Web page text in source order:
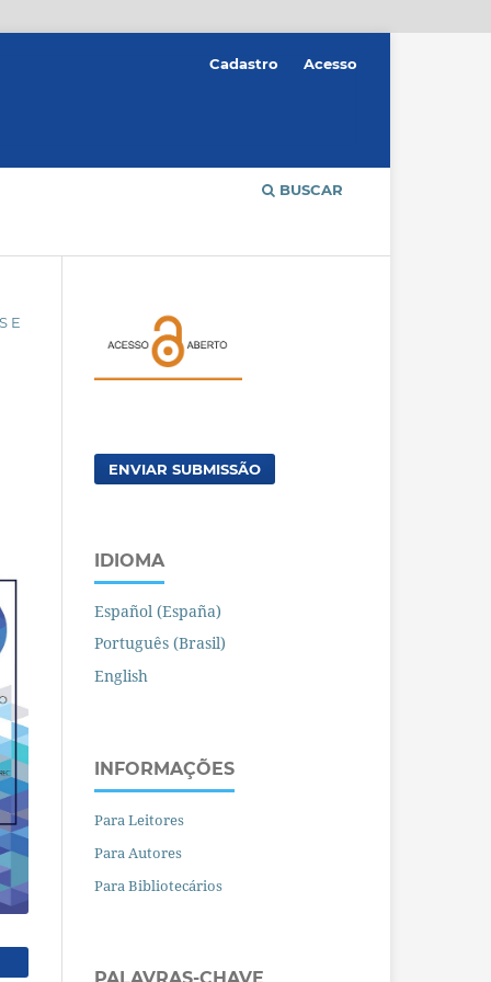
BUSCAR
Cadastro Acesso
E
ENVIAR SUBMISSÃO
IDIOMA
Español (España)
Português (Brasil)
English
INFORMAÇÕES
Para Leitores
Para Autores
Para Bibliotecários